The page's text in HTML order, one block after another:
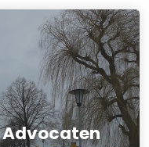
Advocaten